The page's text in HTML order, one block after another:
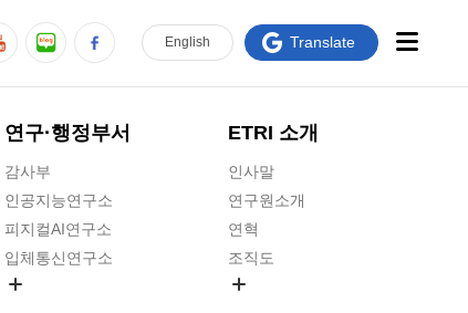
연구·행정부서
감사부
인공지능연구소
피지컬AI연구소
입체통신연구소
ETRI 소개
인사말
연구원소개
연혁
조직도
English Translate